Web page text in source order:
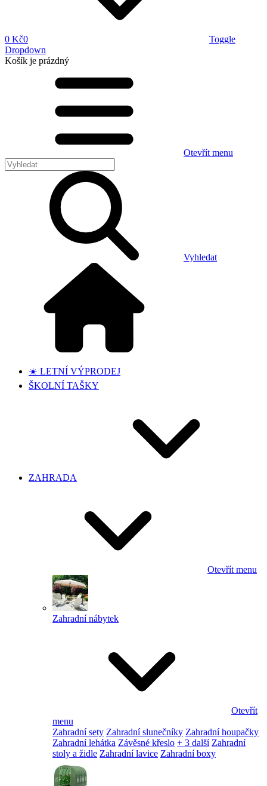
0 Kč0
Toggle
Dropdown
Košík je prázdný
Otevřít menu
Vyhledat
☀️ LETNÍ VÝPRODEJ
ŠKOLNÍ TAŠKY
ZAHRADA
Otevřít menu
Zahradní nábytek
Otevřít
menu
Zahradní sety Zahradní slunečníky Zahradní houpačky
Zahradní lehátka Závěsné křeslo + 3 další Zahradní
stoly a židle Zahradní lavice Zahradní boxy